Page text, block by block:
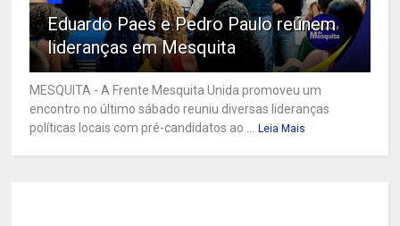
Eduardo Paes e Pedro Paulo reúnem
lideranças em Mesquita
MESQUITA - A Frente Mesquita Unida promoveu um
encontro no último sábado reuniu diversas lideranças
políticas locais com pré-candidatos ao ... Leia Mais